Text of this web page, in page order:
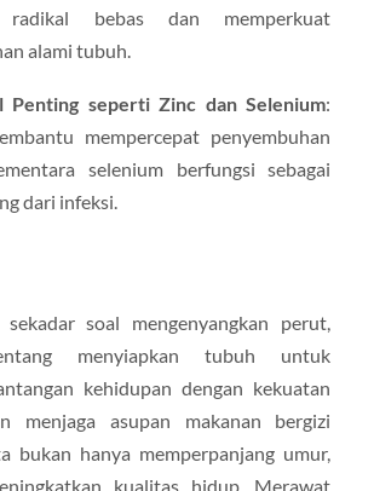
radikal bebas dan memperkuat
alami tubuh.
Penting seperti Zinc dan Selenium:
mempercepat penyembuhan
selenium berfungsi sebagai
dari infeksi.
soal mengenyangkan perut,
menyiapkan tubuh untuk
kehidupan dengan kekuatan
menjaga asupan makanan bergizi
bukan hanya memperpanjang umur,
kualitas hidup. Merawat